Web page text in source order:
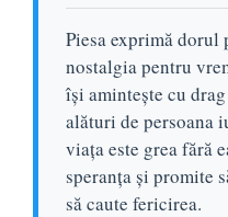
Piesa exprimă
nostalgia pentru
își amintește cu
alături de persoana
viața este grea fără
speranța și promite
să caute fericirea.